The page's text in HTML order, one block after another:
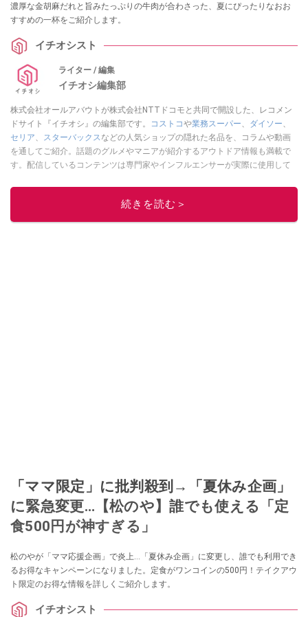
濃厚な金胡麻だれと旨みたっぷりの牛肉が合わさった、夏にぴったりなおお
すすめの一杯をご紹介します。
イチオシスト
ライター / 編集
イチオシ編集部
株式会社オールアバウトが株式会社NTTドコモと共同で開設した、レコメン
ドサイト『イチオシ』の編集部です。
コストコや業務スーパー、 ダイソー、
セリア、 スターバックスなどの人気ショップの隠れた名品を、コラムや動画
を通してご紹介。話題のグルメやマニアが紹介するアウトドア情報も満載で
す。配信しているコンテンツは専門家やインフルエンサーが実際に使用して
ニュースでフォロー
続きを読む＞
「ママ限定」に批判殺到→「夏休み企画」
に緊急変更…【松のや】誰でも使える「定
食500円が神すぎる」
松のやが「ママ応援企画」で炎上…「夏休み企画」に変更し、誰でも利用でき
るお得なキャンペーンになりました。定食がワンコインの500円！テイクアウ
ト限定のお得な情報を詳しくご紹介します。
イチオシスト